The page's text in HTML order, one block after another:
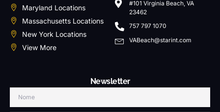
Maryland Locations
Massachusetts Locations
New York Locations
View More
#101 Virginia Beach, VA
23462
757 797 1070
VABeach@starint.com
Newsletter